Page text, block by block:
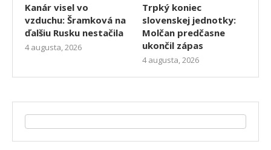
Kanár visel vo
vzduchu: Šramková na
ďalšiu Rusku nestačila
4 augusta, 2026
Trpký koniec
slovenskej jednotky:
Molčan predčasne
ukončil zápas
4 augusta, 2026